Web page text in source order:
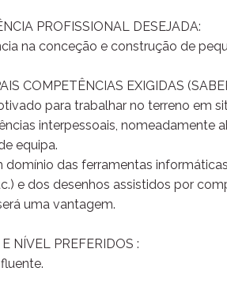
PROFISSIONAL DESEJADA:
na conceção e construção de
COMPETÊNCIAS EXIGIDAS
para trabalhar no terreno em
interpessoais, nomeadamente
equipa.
domínio das ferramentas
e dos desenhos assistidos por
uma vantagem.
NÍVEL PREFERIDOS :